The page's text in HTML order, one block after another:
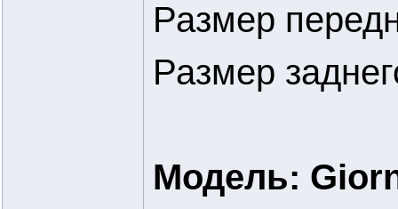
Размер
Размер
Модель: